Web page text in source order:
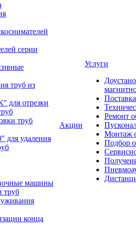
серии
труб из
для отрезки
труб
удаления
машины
труб
конца
Акции
Услуги
Ремонт
Монтаж
Подбор